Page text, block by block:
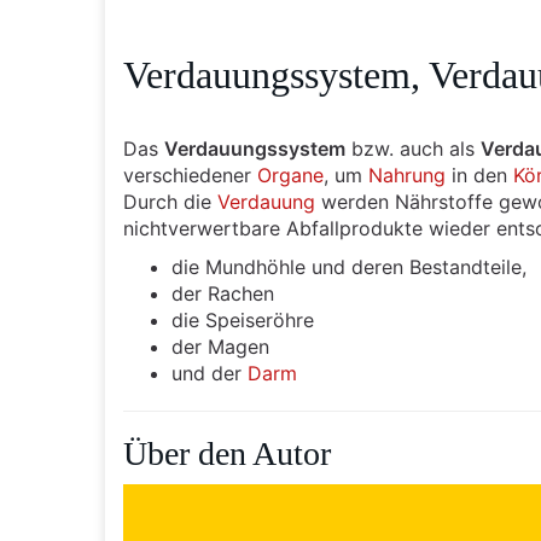
Verdauungssystem,
Das Verdauungssystem bzw. auch als
verschiedener Organe, um Nahrung in den
Durch die Verdauung werden Nährstoffe
nichtverwertbare Abfallprodukte wieder
die Mundhöhle und deren Bestandteile,
der Rachen
die Speiseröhre
der Magen
und der Darm
Über den Autor